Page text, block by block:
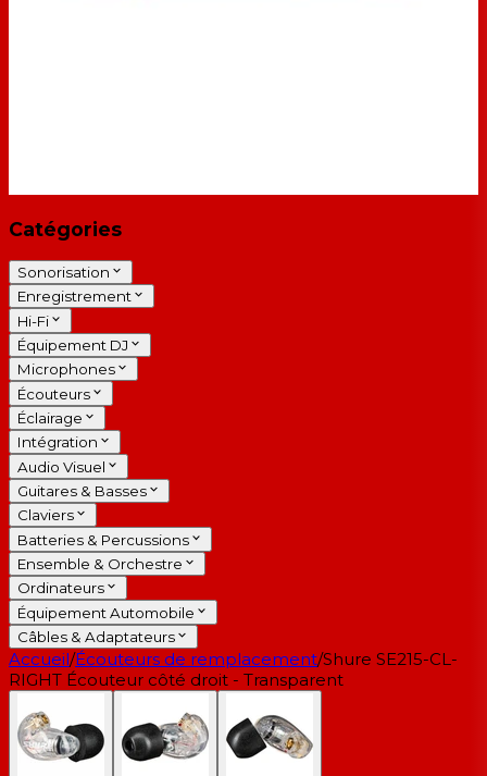
Catégories
Sonorisation
Enregistrement
Hi-Fi
Équipement DJ
Microphones
Écouteurs
Éclairage
Intégration
Audio Visuel
Guitares & Basses
Claviers
Batteries & Percussions
Ensemble & Orchestre
Ordinateurs
Équipement Automobile
Câbles & Adaptateurs
Accueil/Écouteurs de remplacement/Shure SE215-CL-
RIGHT Écouteur côté droit - Transparent